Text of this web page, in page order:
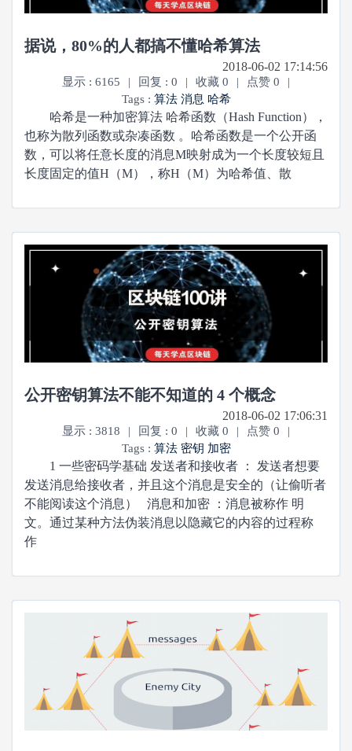
据说，80%的人都搞不懂哈希算法
2018-06-02 17:14:56
显示 : 6165 | 回复 : 0 | 收藏 0 | 点赞 0
|
Tags : 算法 消息 哈希
哈希是一种加密算法 哈希函数（Hash Function），
也称为散列函数或杂凑函数 。哈希函数是一个公开函
数，可以将任意长度的消息M映射成为一个长度较短且
长度固定的值H（M），称H（M）为哈希值、散
公开密钥算法不能不知道的 4 个概念
2018-06-02 17:06:31
显示 : 3818 | 回复 : 0 | 收藏 0 | 点赞 0
|
Tags : 算法 密钥 加密
1 一些密码学基础 发送者和接收者 ： 发送者想要
发送消息给接收者，并且这个消息是安全的（让偷听者
不能阅读这个消息） 消息和加密 ：消息被称作 明
文。通过某种方法伪装消息以隐藏它的内容的过程称
作